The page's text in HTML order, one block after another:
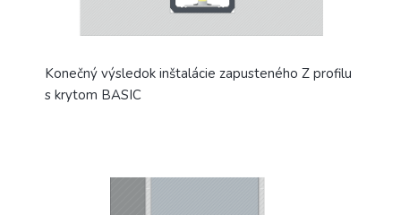
Konečný výsledok inštalácie zapusteného Z profilu
s krytom BASIC